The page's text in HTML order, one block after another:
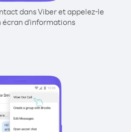
dans Viber et appelez-le
écran d'informations